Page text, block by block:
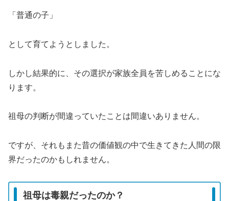
「普通の子」
として育てようとしました。
しかし結果的に、その選択が家族全員を苦しめることにな
ります。
祖母の判断が間違っていたことは間違いありません。
ですが、それもまた昔の価値観の中で生きてきた人間の限
界だったのかもしれません。
祖母は毒親だったのか？